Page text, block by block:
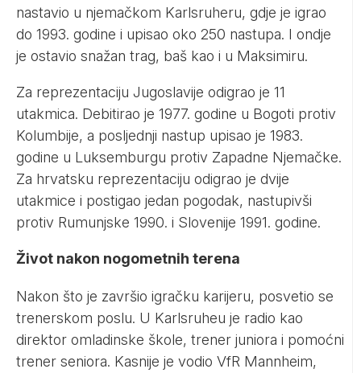
nastavio u njemačkom Karlsruheru, gdje je igrao
do 1993. godine i upisao oko 250 nastupa. I ondje
je ostavio snažan trag, baš kao i u Maksimiru.
Za reprezentaciju Jugoslavije odigrao je 11
utakmica. Debitirao je 1977. godine u Bogoti protiv
Kolumbije, a posljednji nastup upisao je 1983.
godine u Luksemburgu protiv Zapadne Njemačke.
Za hrvatsku reprezentaciju odigrao je dvije
utakmice i postigao jedan pogodak, nastupivši
protiv Rumunjske 1990. i Slovenije 1991. godine.
Život nakon nogometnih terena
Nakon što je završio igračku karijeru, posvetio se
trenerskom poslu. U Karlsruheu je radio kao
direktor omladinske škole, trener juniora i pomoćni
trener seniora. Kasnije je vodio VfR Mannheim,